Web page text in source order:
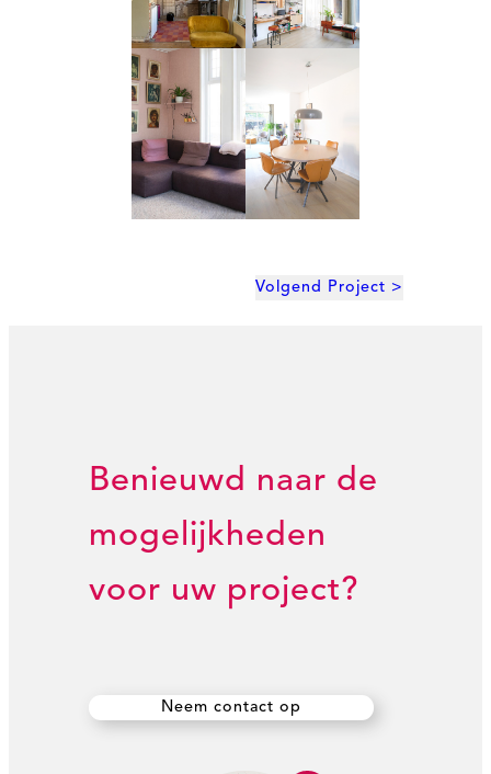
Volgend Project >
Benieuwd naar de
mogelijkheden
voor uw project?
Neem contact op